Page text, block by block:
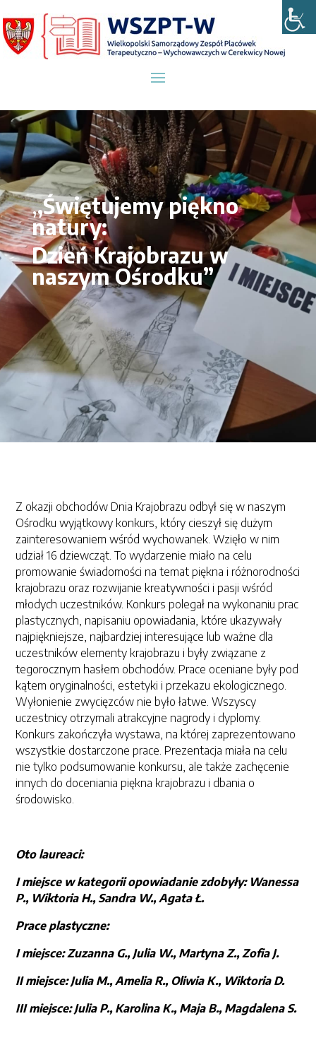
,,Świętujemy piękno
natury:
Dzień Krajobrazu w
naszym Ośrodku”
Z okazji obchodów Dnia Krajobrazu odbył się w naszym
Ośrodku wyjątkowy konkurs, który cieszył się dużym
zainteresowaniem wśród wychowanek. Wzięło w nim
udział 16 dziewcząt. To wydarzenie miało na celu
promowanie świadomości na temat piękna i różnorodności
krajobrazu oraz rozwijanie kreatywności i pasji wśród
młodych uczestników. Konkurs polegał na wykonaniu prac
plastycznych, napisaniu opowiadania, które ukazywały
najpiękniejsze, najbardziej interesujące lub ważne dla
uczestników elementy krajobrazu i były związane z
tegorocznym hasłem obchodów. Prace oceniane były pod
kątem oryginalności, estetyki i przekazu ekologicznego.
Wyłonienie zwycięzców nie było łatwe. Wszyscy
uczestnicy otrzymali atrakcyjne nagrody i dyplomy.
Konkurs zakończyła wystawa, na której zaprezentowano
wszystkie dostarczone prace. Prezentacja miała na celu
nie tylko podsumowanie konkursu, ale także zachęcenie
innych do doceniania piękna krajobrazu i dbania o
środowisko.
Oto laureaci:
I miejsce w kategorii opowiadanie zdobyły: Wanessa
P., Wiktoria H., Sandra W., Agata Ł.
Prace plastyczne:
I miejsce: Zuzanna G., Julia W., Martyna Z., Zofia J.
II miejsce: Julia M., Amelia R., Oliwia K., Wiktoria D.
III miejsce: Julia P., Karolina K., Maja B., Magdalena S.